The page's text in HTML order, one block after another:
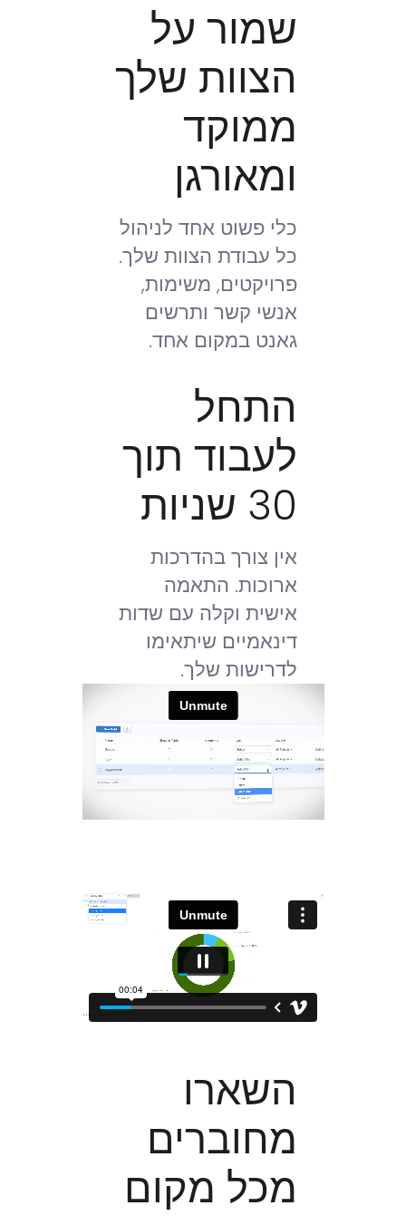
שמור על
הצוות שלך
ממוקד
ומאורגן
כלי פשוט אחד לניהול
כל עבודת הצוות שלך.
פרויקטים, משימות,
אנשי קשר ותרשים
גאנט במקום אחד.
התחל
לעבוד תוך
30 שניות
אין צורך בהדרכות
ארוכות. התאמה
אישית וקלה עם שדות
דינאמיים שיתאימו
לדרישות שלך.
השארו
מחוברים
מכל מקום